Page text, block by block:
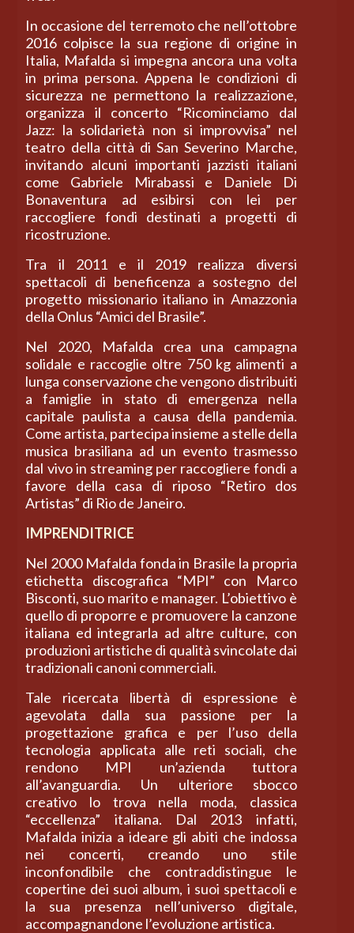
In occasione del terremoto che nell’ottobre
2016 colpisce la sua regione di origine in
Italia, Mafalda si impegna ancora una volta
in prima persona. Appena le condizioni di
sicurezza ne permettono la realizzazione,
organizza il concerto “Ricominciamo dal
Jazz: la solidarietà non si improvvisa” nel
teatro della città di San Severino Marche,
invitando alcuni importanti jazzisti italiani
come Gabriele Mirabassi e Daniele Di
Bonaventura ad esibirsi con lei per
raccogliere fondi destinati a progetti di
ricostruzione.
Tra il 2011 e il 2019 realizza diversi
spettacoli di beneficenza a sostegno del
progetto missionario italiano in Amazzonia
della Onlus “Amici del Brasile”.
Nel 2020, Mafalda crea una campagna
solidale e raccoglie oltre 750 kg alimenti a
lunga conservazione che vengono distribuiti
a famiglie in stato di emergenza nella
capitale paulista a causa della pandemia.
Come artista, partecipa insieme a stelle della
musica brasiliana ad un evento trasmesso
dal vivo in streaming per raccogliere fondi a
favore della casa di riposo “Retiro dos
Artistas” di Rio de Janeiro.
IMPRENDITRICE
Nel 2000 Mafalda fonda in Brasile la propria
etichetta discografica “MPI” con Marco
Bisconti, suo marito e manager. L’obiettivo è
quello di proporre e promuovere la canzone
italiana ed integrarla ad altre culture, con
produzioni artistiche di qualità svincolate dai
tradizionali canoni commerciali.
Tale ricercata libertà di espressione è
agevolata dalla sua passione per la
progettazione grafica e per l’uso della
tecnologia applicata alle reti sociali, che
rendono MPI un’azienda tuttora
all’avanguardia. Un ulteriore sbocco
creativo lo trova nella moda, classica
“eccellenza” italiana. Dal 2013 infatti,
Mafalda inizia a ideare gli abiti che indossa
nei concerti, creando uno stile
inconfondibile che contraddistingue le
copertine dei suoi album, i suoi spettacoli e
la sua presenza nell’universo digitale,
accompagnandone l’evoluzione artistica.